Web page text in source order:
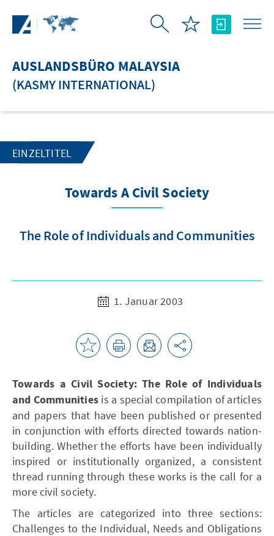
AUSLANDSBÜRO MALAYSIA
(KASMY INTERNATIONAL)
EINZELTITEL
Towards A Civil Society
The Role of Individuals and Communities
1. Januar 2003
Towards a Civil Society: The Role of Individuals
and Communities is a special compilation of articles
and papers that have been published or presented
in conjunction with efforts directed towards nation-
building. Whether the efforts have been individually
inspired or institutionally organized, a consistent
thread running through these works is the call for a
more civil society.
The articles are categorized into three sections:
Challenges to the Individual, Needs and Obligations